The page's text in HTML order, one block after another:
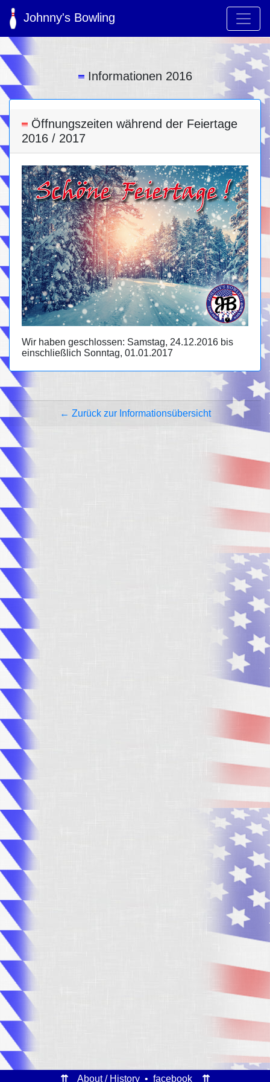
Johnny's Bowling
Informationen 2016
Öffnungszeiten während der Feiertage
2016 / 2017
Wir haben geschlossen: Samstag, 24.12.2016 bis
einschließlich Sonntag, 01.01.2017
← Zurück zur Informationsübersicht
⇈ About / History • facebook
⇈